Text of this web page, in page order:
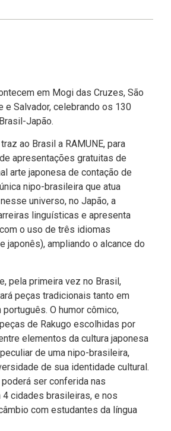
em Mogi das Cruzes, São
e Salvador, celebrando os 130
Japão.
ao Brasil a RAMUNE, para
apresentações gratuitas de
arte japonesa de contação de
nipo-brasileira que atua
universo, no Japão, a
linguísticas e apresenta
o uso de três idiomas
japonês), ampliando o alcance do
pela primeira vez no Brasil,
peças tradicionais tanto em
O humor cômico,
de Rakugo escolhidas por
elementos da cultura japonesa
de uma nipo-brasileira,
de sua identidade cultural.
ser conferida nas
cidades brasileiras, e nos
com estudantes da língua